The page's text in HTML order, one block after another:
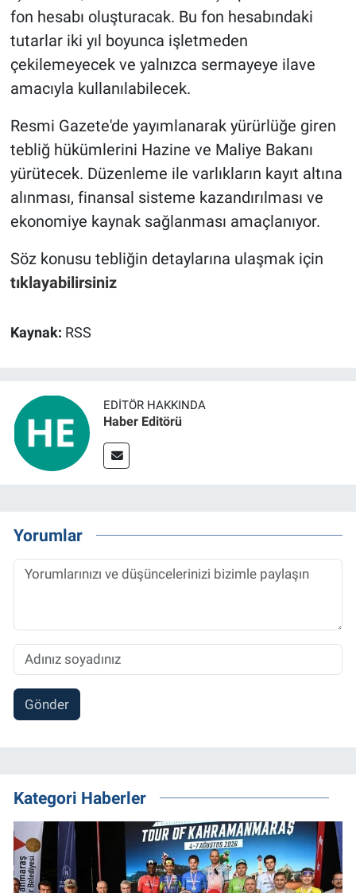
fon hesabı oluşturacak. Bu fon hesabındaki
tutarlar iki yıl boyunca işletmeden
çekilemeyecek ve yalnızca sermayeye ilave
amacıyla kullanılabilecek.
Resmi Gazete'de yayımlanarak yürürlüğe giren
tebliğ hükümlerini Hazine ve Maliye Bakanı
yürütecek. Düzenleme ile varlıkların kayıt altına
alınması, finansal sisteme kazandırılması ve
ekonomiye kaynak sağlanması amaçlanıyor.
Söz konusu tebliğin detaylarına ulaşmak için
tıklayabilirsiniz
Kaynak: RSS
EDITÖR HAKKINDA
Haber Editörü
Yorumlar
Gönder
Kategori Haberler